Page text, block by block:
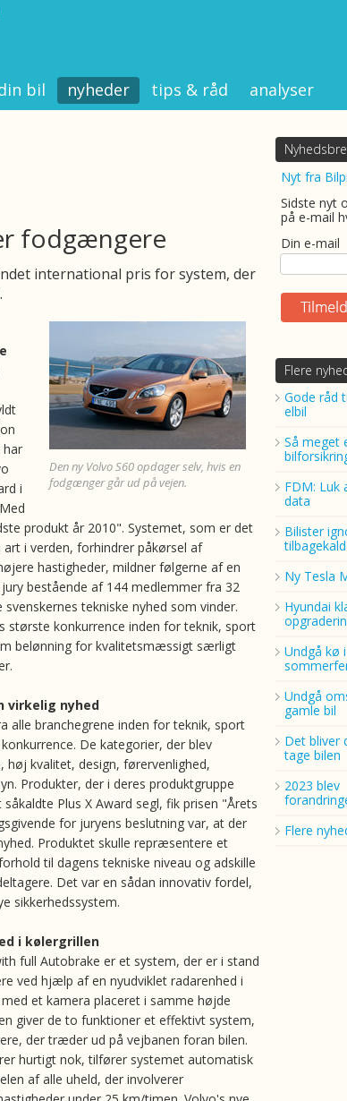
bil nyheder tips & råd analyser
fodgængere
international pris for system, der
Den ny Volvo S60 opdager selv, hvis en
fodgænger går ud på vejen.
har
i
produkt år 2010". Systemet, som er det
i verden, forhindrer påkørsel af
hastigheder, mildner følgerne af en
bestående af 144 medlemmer fra 32
tekniske nyhed som vinder.
største konkurrence inden for teknik, sport
belønning for kvalitetsmæssigt særligt
virkelig nyhed
alle branchegrene inden for teknik, sport
De kategorier, der blev
høj kvalitet, design, førervenlighed,
Produkter, der i deres produktgruppe
Plus X Award segl, fik prisen "Årets
for juryens beslutning var, at der
Produktet skulle repræsentere et
til dagens tekniske niveau og adskille
Det var en sådan innovativ fordel,
sikkerhedssystem.
i kølergrillen
full Autobrake er et system, der er i stand
ved hjælp af en nyudviklet radarenhed i
et kamera placeret i samme højde
giver de to funktioner et effektivt system,
der træder ud på vejbanen foran bilen.
hurtigt nok, tilfører systemet automatisk
af alle uheld, der involverer
Nyt fra
Sidste nyt
på e-mail
Din e-mail
Flere
Gode råd
elbil
Så meget
FDM: Luk
data
Bilister
Ny Tesla
Hyundai
Undgå kø i
Undgå
gamle bil
Det bliver
tage bilen
2023 blev
Flere